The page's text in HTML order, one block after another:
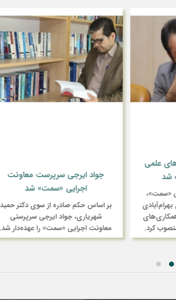
جواد ایرجی سرپرست معاونت
اجرایی «سمت» شد
بر اساس حکم صادره از سوی دکتر حمید
شهریاری، جواد ایرجی سرپرستی
معاونت اجرایی «سمت» را عهده‌دار شد.